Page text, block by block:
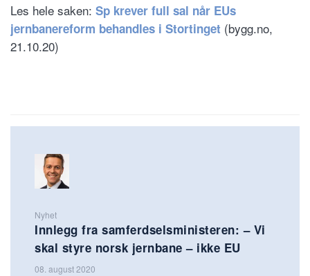
Les hele saken: Sp krever full sal når EUs
jernbanereform behandles i Stortinget (bygg.no,
21.10.20)
Nyhet
Innlegg fra samferdselsministeren: – Vi
skal styre norsk jernbane – ikke EU
08. august 2020